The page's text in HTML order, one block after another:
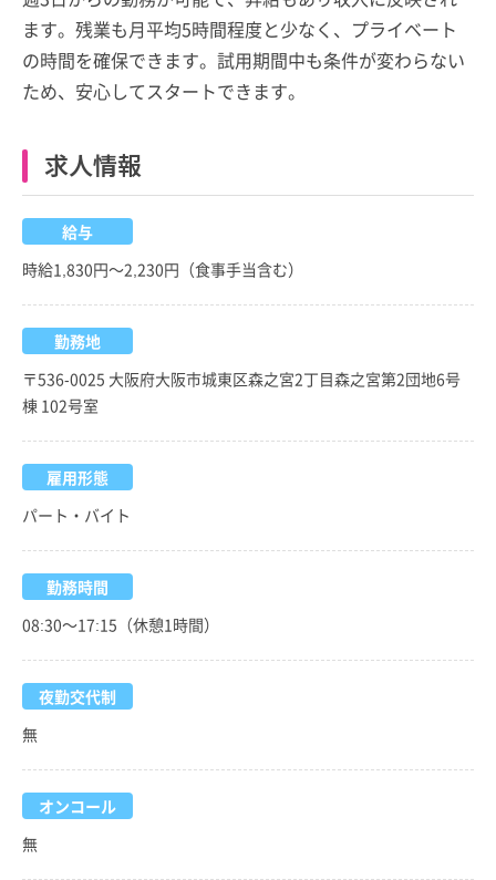
ます。残業も月平均5時間程度と少なく、プライベート
の時間を確保できます。試用期間中も条件が変わらない
ため、安心してスタートできます。
求人情報
給与
時給1,830円～2,230円（食事手当含む）
勤務地
〒536-0025 大阪府大阪市城東区森之宮2丁目森之宮第2団地6号
棟 102号室
雇用形態
パート・バイト
勤務時間
08:30～17:15（休憩1時間）
夜勤交代制
無
オンコール
無